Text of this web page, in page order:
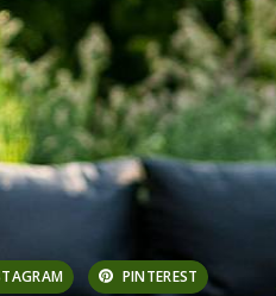
PINTEREST